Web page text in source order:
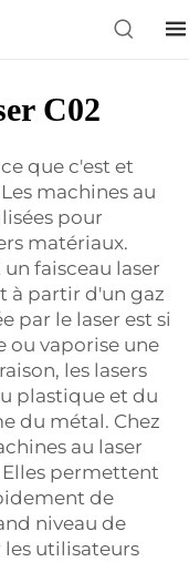
C02
que c'est et
machines au
pour
matériaux.
faisceau laser
à partir d'un gaz
par le laser est si
ou vaporise une
les lasers
plastique et du
du métal. Chez
au laser
permettent
de
niveau de
utilisateurs